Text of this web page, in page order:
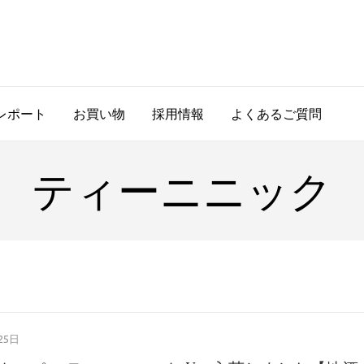
ポート お買い物 採用情報 よくあるご質問
ティーニニック
日